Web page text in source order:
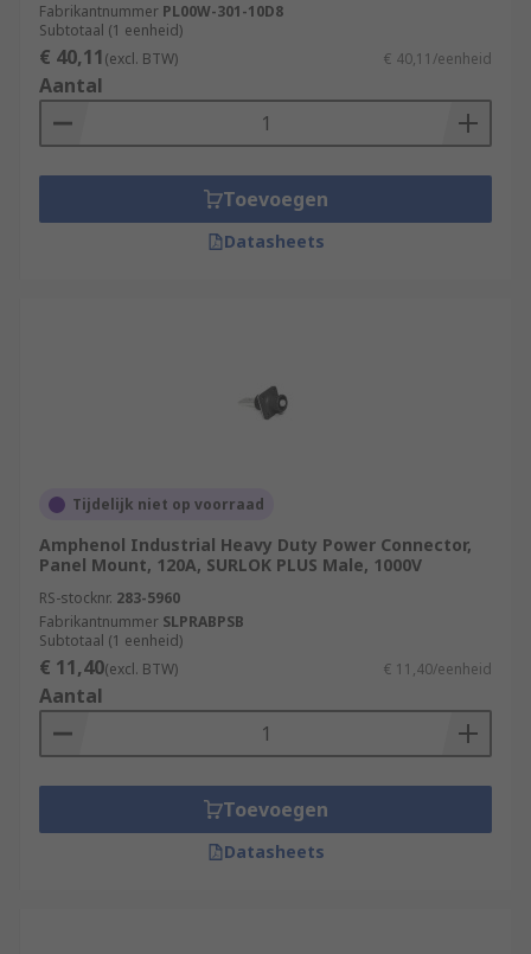
Fabrikantnummer PL00W-301-10D8
Subtotaal (1 eenheid)
€ 40,11(excl. BTW) € 40,11/eenheid
Aantal
Toevoegen
Datasheets
Tijdelijk niet op voorraad
Amphenol Industrial Heavy Duty Power Connector,
Panel Mount, 120A, SURLOK PLUS Male, 1000V
RS-stocknr. 283-5960
Fabrikantnummer SLPRABPSB
Subtotaal (1 eenheid)
€ 11,40(excl. BTW) € 11,40/eenheid
Aantal
Toevoegen
Datasheets